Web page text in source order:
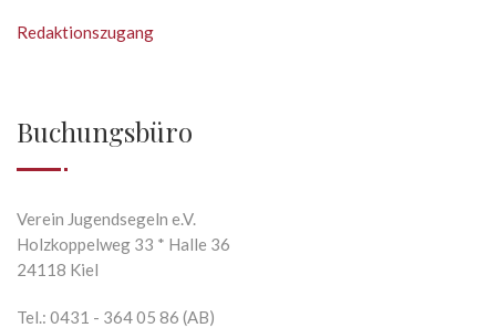
Redaktionszugang
Buchungsbüro
Verein Jugendsegeln e.V.
Holzkoppelweg 33 * Halle 36
24118 Kiel
Tel.: 0431 - 364 05 86 (AB)